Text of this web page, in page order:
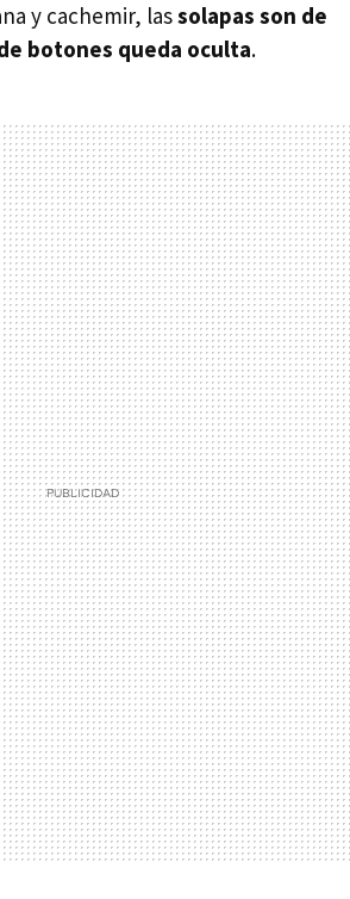
y cachemir, lassolapas son de
botones queda oculta.